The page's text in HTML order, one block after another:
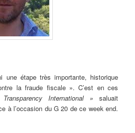
une étape très importante, historique
la fraude fiscale ». C’est en ces
International » saluait
à l’occasion du G 20 de ce week end.